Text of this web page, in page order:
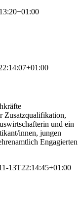
Zusatzqualifikation,
wirtschafterin und ein
innen, jungen
Engagierten
13T22:14:45+01:00